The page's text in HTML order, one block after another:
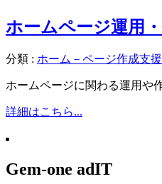
ホームページ運用
分類 : ホーム－ページ作成支援
ホームページに関わる運用や
詳細はこちら...
Gem-one adIT